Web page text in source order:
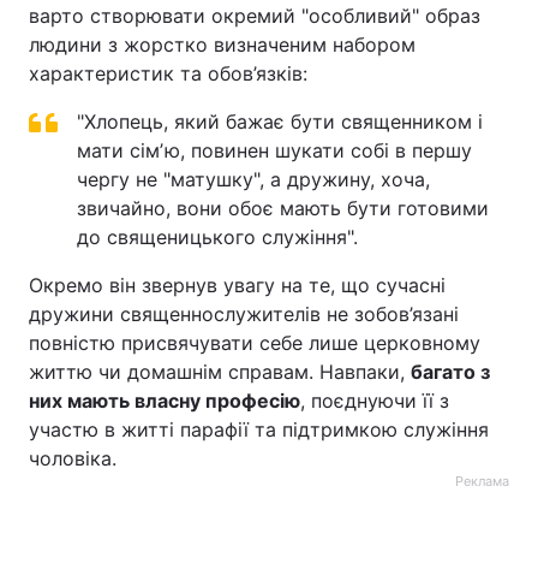
варто створювати окремий "особливий" образ
людини з жорстко визначеним набором
характеристик та обов’язків:
"Хлопець, який бажає бути священником і
мати сімʼю, повинен шукати собі в першу
чергу не "матушку", а дружину, хоча,
звичайно, вони обоє мають бути готовими
до священицького служіння".
Окремо він звернув увагу на те, що сучасні
дружини священнослужителів не зобов’язані
повністю присвячувати себе лише церковному
життю чи домашнім справам. Навпаки, багато з
них мають власну професію, поєднуючи її з
участю в житті парафії та підтримкою служіння
чоловіка.
Реклама